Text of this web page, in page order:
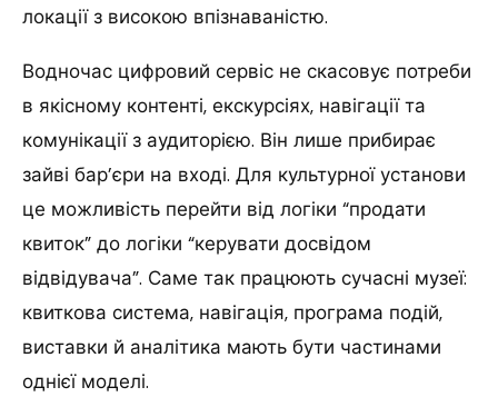
локації з високою впізнаваністю.
Водночас цифровий сервіс не скасовує потреби
в якісному контенті, екскурсіях, навігації та
комунікації з аудиторією. Він лише прибирає
зайві бар’єри на вході. Для культурної установи
це можливість перейти від логіки “продати
квиток” до логіки “керувати досвідом
відвідувача”. Саме так працюють сучасні музеї:
квиткова система, навігація, програма подій,
виставки й аналітика мають бути частинами
однієї моделі.